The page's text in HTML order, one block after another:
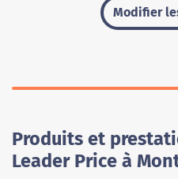
Modifier
Produits et
Leader Price à